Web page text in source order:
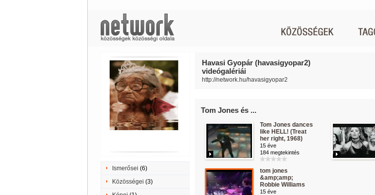
Ismerősei (6)
Közösségei (3)
Havasi Gyopár (havasigyopar2)
videógalériái
http://network.hu/havasigyopar2
Tom Jones és ...
Tom Jones dances
like HELL! (Treat
her right, 1968)
15 éve
184 megtekintés
tom jones
&amp;amp;
Robbie Williams
15 éve